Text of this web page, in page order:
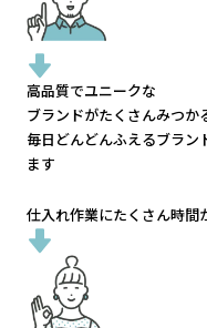
高品質でユニークな
ブランドがたくさんみつか
毎日どんどんふえるブラン
ます
仕入れ作業にたくさん時間